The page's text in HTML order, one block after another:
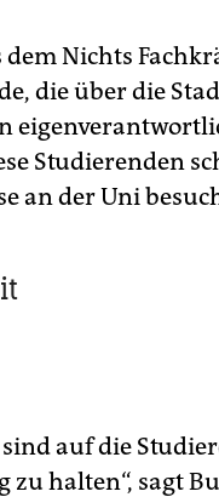
Nichts
die über die
Studierenden
an der Uni
auf die
zu halten“, sagt